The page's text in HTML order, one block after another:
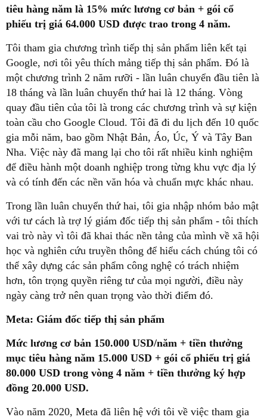
tiêu hàng năm là 15% mức lương cơ bản + gói cổ
phiếu trị giá 64.000 USD được trao trong 4 năm.
Tôi tham gia chương trình tiếp thị sản phẩm liên kết tại
Google, nơi tôi yêu thích mảng tiếp thị sản phẩm. Đó là
một chương trình 2 năm rưỡi - lần luân chuyển đầu tiên là
18 tháng và lần luân chuyển thứ hai là 12 tháng. Vòng
quay đầu tiên của tôi là trong các chương trình và sự kiện
toàn cầu cho Google Cloud. Tôi đã đi du lịch đến 10 quốc
gia mỗi năm, bao gồm Nhật Bản, Áo, Úc, Ý và Tây Ban
Nha. Việc này đã mang lại cho tôi rất nhiều kinh nghiệm
để điều hành một doanh nghiệp trong từng khu vực địa lý
và có tính đến các nền văn hóa và chuẩn mực khác nhau.
Trong lần luân chuyển thứ hai, tôi gia nhập nhóm bảo mật
với tư cách là trợ lý giám đốc tiếp thị sản phẩm - tôi thích
vai trò này vì tôi đã khai thác nền tảng của mình về xã hội
học và nghiên cứu truyền thông để hiểu cách chúng tôi có
thể xây dựng các sản phẩm công nghệ có trách nhiệm
hơn, tôn trọng quyền riêng tư của mọi người, điều này
ngày càng trở nên quan trọng vào thời điểm đó.
Meta: Giám đốc tiếp thị sản phẩm
Mức lương cơ bản 150.000 USD/năm + tiền thưởng
mục tiêu hàng năm 15.000 USD + gói cổ phiếu trị giá
80.000 USD trong vòng 4 năm + tiền thưởng ký hợp
đồng 20.000 USD.
Vào năm 2020, Meta đã liên hệ với tôi về việc tham gia